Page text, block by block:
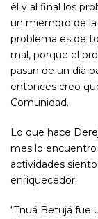
él y al final los
un miembro de
problema es de
mal, porque el
pasan de un día
entonces creo
Comunidad.
Lo que hace
mes lo
actividades
enriquecedor.
“Tnuá Betujá fue